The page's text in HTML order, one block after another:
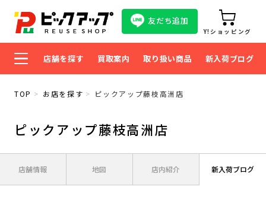
友だち追加
Y!ショッピング
店舗を探す 買取案内 取り扱い商品 新入荷ブログ
TOP お店を探す ピックアップ藤枝高洲店
ピックアップ藤枝高洲店
店舗情報 地図 店内紹介 新入荷ブログ